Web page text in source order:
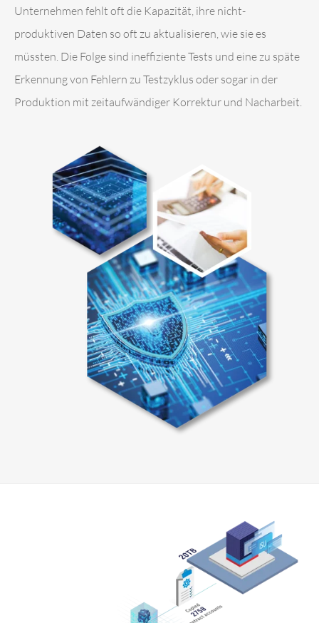
Unternehmen fehlt oft die Kapazität, ihre nicht-
produktiven Daten so oft zu aktualisieren, wie sie es
müssten. Die Folge sind ineffiziente Tests und eine zu späte
Erkennung von Fehlern zu Testzyklus oder sogar in der
Produktion mit zeitaufwändiger Korrektur und Nacharbeit.